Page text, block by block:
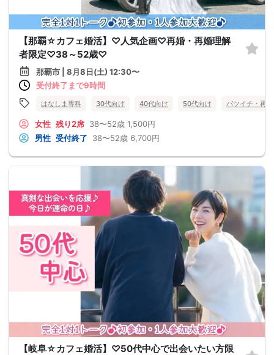
【那覇☆カフェ婚活】♡人気企画♡再婚・再婚理解
者限定♡38～52歳♡
那覇市 | 8月8日(土) 12:30〜
受付終了まで9時間
はなしま専科 30代向け 40代向け 50代向け バツイチ・再婚
女性 残り2席 38〜52歳 1,500円
男性 受付終了 38〜52歳 6,700円
【岐阜☆カフェ婚活】♡50代中心で出会いたい方限